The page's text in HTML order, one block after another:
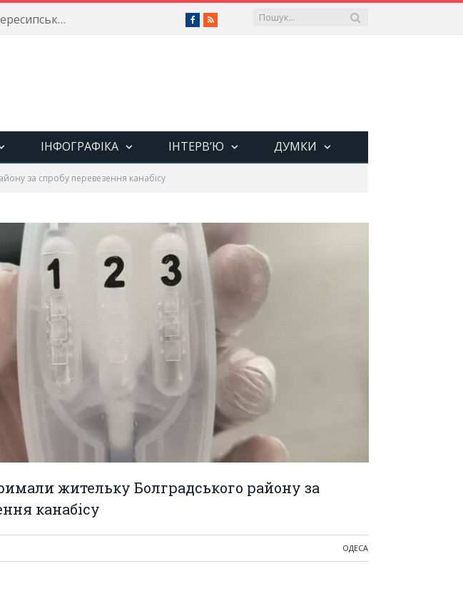
Енергетики завершили ремонтні роботи в Пересипському районі Facebook
RSS
ІНФОГРАФІКА ІНТЕРВ’Ю ДУМКИ
за спробу перевезення канабісу
жительку Болградського району за
канабісу
ОДЕСА